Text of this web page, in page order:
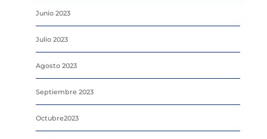
Junio 2023
Julio 2023
Agosto 2023
Septiembre 2023
Octubre2023